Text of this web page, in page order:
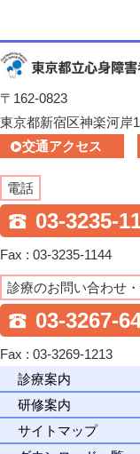
〒162-0823
東京都新宿区神楽河岸
交通アクセス
電話
03-3235-
Fax : 03-3235-1144
診療のお問い合わせ
03-3267-
Fax : 03-3269-1213
診療案内
研修案内
サイトマップ